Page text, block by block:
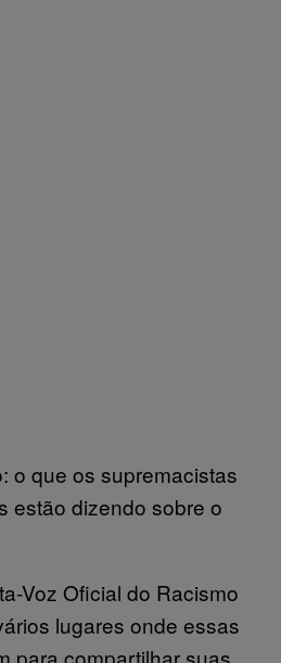
o que os supremacistas
estão dizendo sobre o
Voz Oficial do Racismo
lugares onde essas
para compartilhar suas